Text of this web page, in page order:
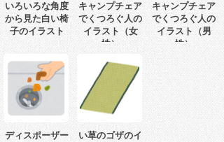
いろいろな角度
から見た白い椅
子のイラスト
キャンプチェア
でくつろぐ人の
イラスト（女
性）
キャンプチェア
でくつろぐ人の
イラスト（男
性）
ディスポーザー
い草のゴザのイ